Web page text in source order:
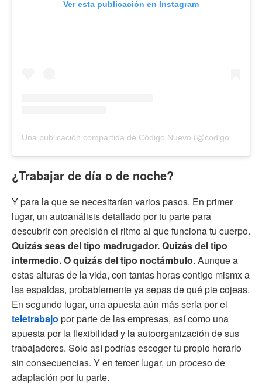
Ver esta publicación en Instagram
¿Trabajar de día o de noche?
Y para la que se necesitarían varios pasos. En primer
lugar, un autoanálisis detallado por tu parte para
descubrir con precisión el ritmo al que funciona tu cuerpo.
Quizás seas del tipo madrugador. Quizás del tipo
intermedio. O quizás del tipo noctámbulo. Aunque a
estas alturas de la vida, con tantas horas contigo mismx a
las espaldas, probablemente ya sepas de qué pie cojeas.
En segundo lugar, una apuesta aún más seria por el
teletrabajo por parte de las empresas, así como una
apuesta por la flexibilidad y la autoorganización de sus
trabajadores. Solo así podrías escoger tu propio horario
sin consecuencias. Y en tercer lugar, un proceso de
adaptación por tu parte.